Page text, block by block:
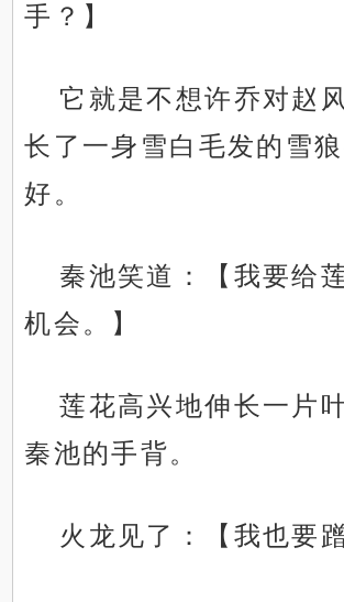
手？】
它就是不想许乔对赵
长了一身雪白毛发的雪
好。
秦池笑道：【我要给
机会。】
莲花高兴地伸长一片
秦池的手背。
火龙见了：【我也要蹭